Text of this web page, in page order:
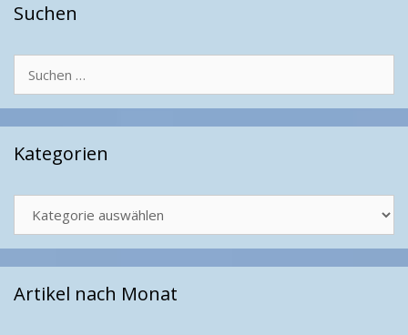
Suchen
nach:
Kategorien
Artikel nach Monat